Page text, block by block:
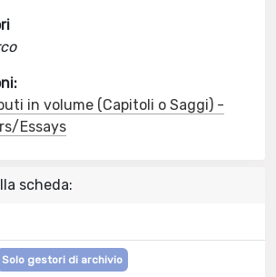
in volume (Capitoli o Saggi) -
Essays
scheda:
Solo gestori di archivio